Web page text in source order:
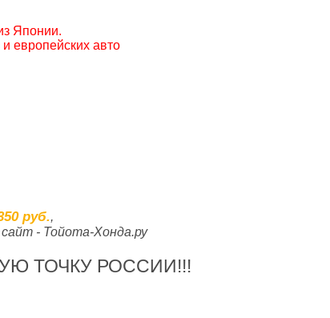
Японии.
европейских авто
руб.,
- Тойота-Хонда.ру
ТОЧКУ РОССИИ!!!